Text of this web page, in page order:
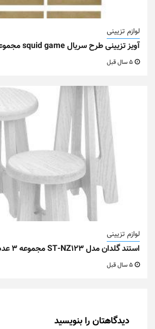
لوازم تزیینی
آویز تزیینی طرح سریال squid game مجموعه ۱۰ عددی
لوازم تزیینی
استند گلدان مدل ST-NZ123 مجموعه ۳ عددی
دیدگاهتان را بنویسید